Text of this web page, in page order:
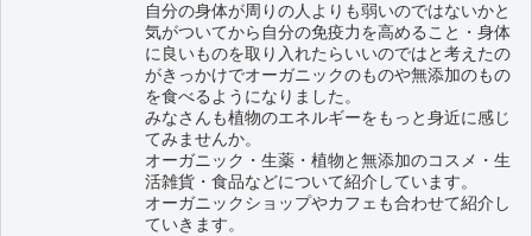
自分の身体が周りの人よりも弱いのではないかと
気がついてから自分の免疫力を高めること・身体
に良いものを取り入れたらいいのではと考えたの
がきっかけでオーガニックのものや無添加のもの
を食べるようになりました。
みなさんも植物のエネルギーをもっと身近に感じ
てみませんか。
オーガニック・生薬・植物と無添加のコスメ・生
活雑貨・食品などについて紹介しています。
オーガニックショップやカフェも合わせて紹介し
ていきます。